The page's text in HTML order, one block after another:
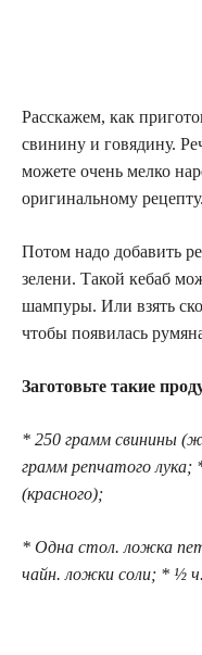
Расскажем, как
свинину и говядину.
можете очень мелко
оригинальному рецепту.
Потом надо добавить
зелени. Такой кебаб
шампуры. Или взять
чтобы появилась
Заготовьте такие
* 250 грамм свинины
грамм репчатого лука;
(красного);
* Одна стол. ложка
чайн. ложки соли; * ½